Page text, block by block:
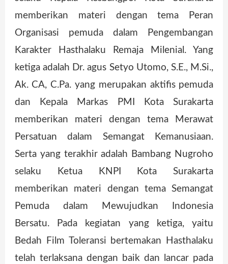
memberikan materi dengan tema Peran
Organisasi pemuda dalam Pengembangan
Karakter Hasthalaku Remaja Milenial. Yang
ketiga adalah Dr. agus Setyo Utomo, S.E., M.Si.,
Ak. CA, C.Pa. yang merupakan aktifis pemuda
dan Kepala Markas PMI Kota Surakarta
memberikan materi dengan tema Merawat
Persatuan dalam Semangat Kemanusiaan.
Serta yang terakhir adalah Bambang Nugroho
selaku Ketua KNPI Kota Surakarta
memberikan materi dengan tema Semangat
Pemuda dalam Mewujudkan Indonesia
Bersatu. Pada kegiatan yang ketiga, yaitu
Bedah Film Toleransi bertemakan Hasthalaku
telah terlaksana dengan baik dan lancar pada